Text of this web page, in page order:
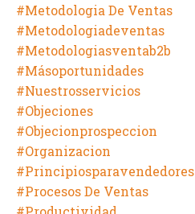
#metodologia De Ventas
#metodologiadeventas
#metodologiasventab2b
#másoportunidades
#nuestrosservicios
#objeciones
#objecionprospeccion
#organizacion
#principiosparavendedores
#procesos De Ventas